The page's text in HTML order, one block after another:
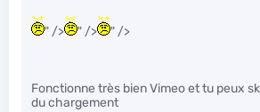
" /> " /> " />
Fonctionne très bien Vimeo et tu peux
du chargement